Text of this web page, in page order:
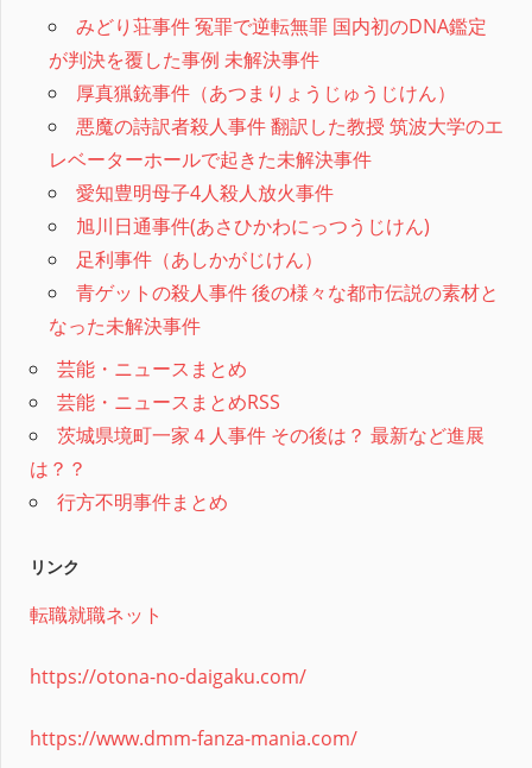
みどり荘事件 冤罪で逆転無罪 国内初のDNA鑑定
が判決を覆した事例 未解決事件
厚真猟銃事件（あつまりょうじゅうじけん）
悪魔の詩訳者殺人事件 翻訳した教授 筑波大学のエ
レベーターホールで起きた未解決事件
愛知豊明母子4人殺人放火事件
旭川日通事件(あさひかわにっつうじけん)
足利事件（あしかがじけん）
青ゲットの殺人事件 後の様々な都市伝説の素材と
なった未解決事件
芸能・ニュースまとめ
芸能・ニュースまとめRSS
茨城県境町一家４人事件 その後は？ 最新など進展
は？？
行方不明事件まとめ
リンク
転職就職ネット
https://otona-no-daigaku.com/
https://www.dmm-fanza-mania.com/